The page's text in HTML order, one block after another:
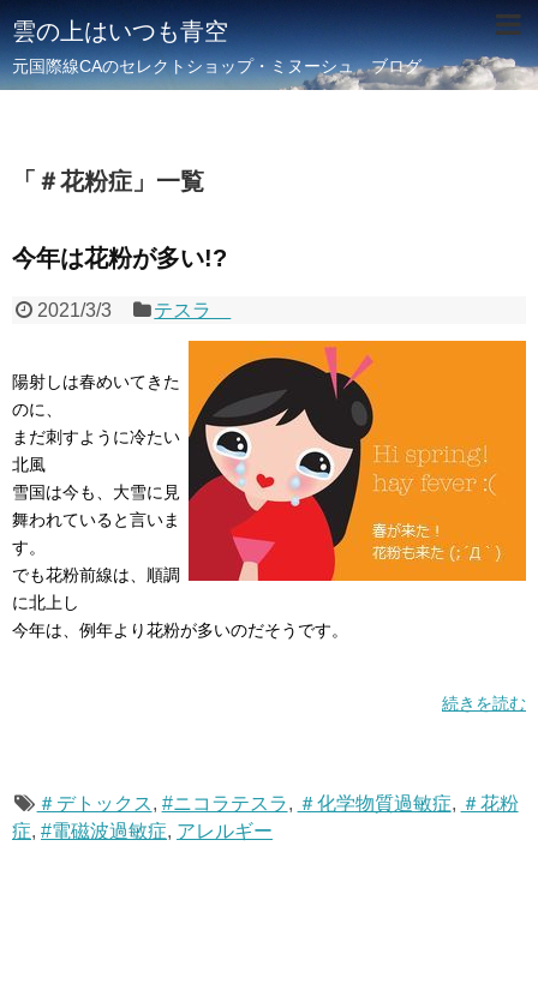
雲の上はいつも青空
元国際線CAのセレクトショップ・ミヌーシュ ブログ
「 ＃花粉症 」 一覧
今年は花粉が多い!?
2021/3/3 テスラ
陽射しは春めいてきた
のに、
まだ刺すように冷たい
北風
雪国は今も、大雪に見
舞われていると言いま
す。
でも花粉前線は、順調
に北上し
今年は、例年より花粉が多いのだそうです。
続きを読む
＃デトックス, #ニコラテスラ, ＃化学物質過敏症, ＃花粉
症, #電磁波過敏症, アレルギー